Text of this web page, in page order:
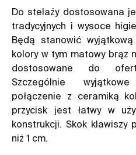
Do stelaży dostosowana
tradycyjnych i wysoce
Będą stanowić
kolory w tym matowy brąz
dostosowane do
Szczególnie
połączenie z ceramiką
przycisk jest łatwy w
konstrukcji. Skok klawiszy
niż 1 cm.